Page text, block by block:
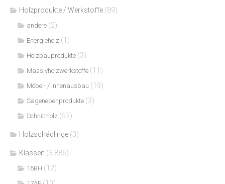
Holzprodukte / Werkstoffe (89)
andere (2)
Energieholz (1)
Holzbauprodukte (3)
Massivholzwerkstoffe (11)
Möbel- / Innenausbau (19)
Sägenebenprodukte (3)
Schnittholz (52)
Holzschädlinge (3)
Klassen (3.886)
16BH (12)